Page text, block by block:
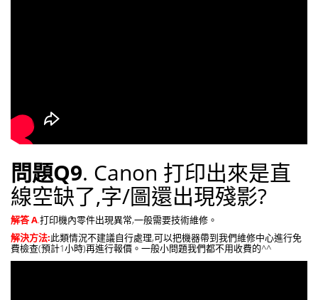
問題Q9. Canon 打印出來是直
線空缺了,字/圖還出現殘影?
解答 A.打印機內零件出現異常,一般需要技術維修。
解決方法:此類情況不建議自行處理,可以把機器帶到我們維修中心進行免
費檢查(預計1小時)再進行報價。一般小問題我們都不用收費的^^